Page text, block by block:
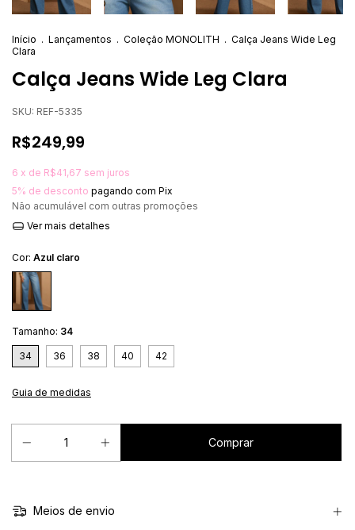
Início . Lançamentos . Coleção MONOLITH . Calça Jeans Wide Leg
Clara
Calça Jeans Wide Leg Clara
SKU: REF-5335
R$249,99
6 x de R$41,67 sem juros
5% de desconto pagando com Pix
Não acumulável com outras promoções
Ver mais detalhes
Cor: Azul claro
Tamanho: 34
34 36 38 40 42
Guia de medidas
Meios de envio